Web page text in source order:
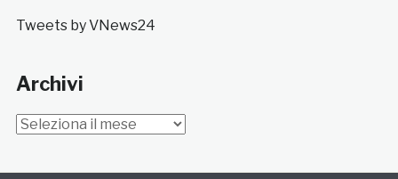
Tweets by VNews24
Archivi
Archivi